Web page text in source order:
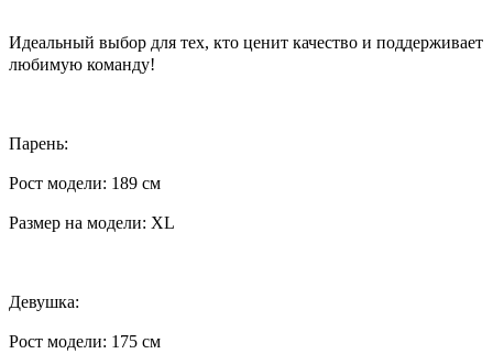
Идеальный выбор для тех, кто ценит качество и поддерживает
любимую команду!
Парень:
Рост модели: 189 см
Размер на модели: XL
Девушка:
Рост модели: 175 см